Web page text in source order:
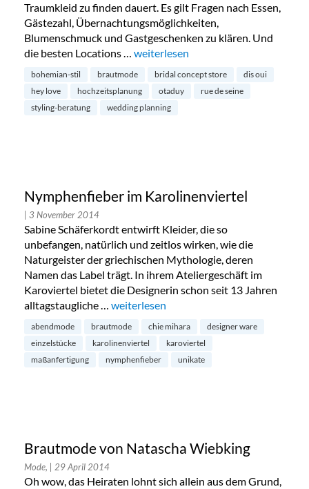
Traumkleid zu finden dauert. Es gilt Fragen nach Essen,
Gästezahl, Übernachtungsmöglichkeiten,
Blumenschmuck und Gastgeschenken zu klären. Und
die besten Locations … „Hey love: exklusive Brautmode im
weiterlesen
bohemian-stil brautmode bridal concept store
dis oui
hey love
hochzeitsplanung otaduy
rue de seine
styling-beratung
wedding planning
Nymphenfieber im Karolinenviertel
| 3 November 2014
Sabine Schäferkordt entwirft Kleider, die so
unbefangen, natürlich und zeitlos wirken, wie die
Naturgeister der griechischen Mythologie, deren
Namen das Label trägt. In ihrem Ateliergeschäft im
Karoviertel bietet die Designerin schon seit 13 Jahren
alltagstaugliche … „Nymphenfieber im Karolinenviertel“
weiterlesen
abendmode brautmode chie mihara
designer ware
einzelstücke
karolinenviertel
karoviertel
maßanfertigung
nymphenfieber unikate
Brautmode von Natascha Wiebking
Mode, | 29 April 2014
Oh wow, das Heiraten lohnt sich allein aus dem Grund,